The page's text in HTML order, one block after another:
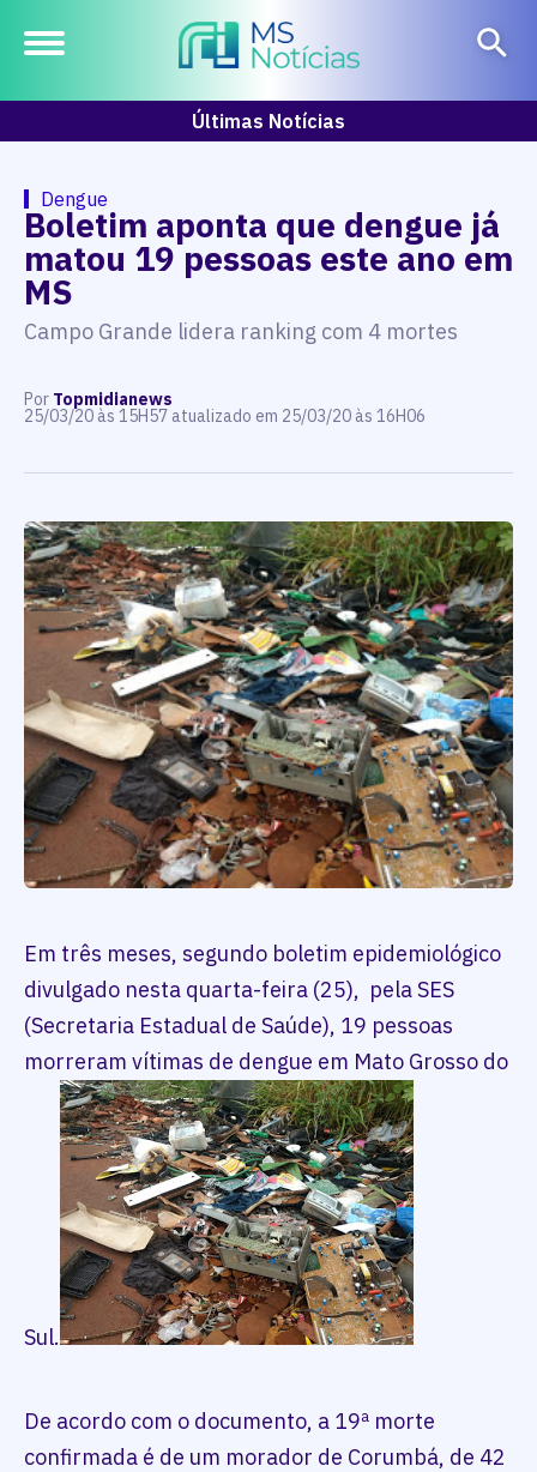
Últimas Notícias
Dengue
Boletim aponta que dengue já
matou 19 pessoas este ano em
MS
Campo Grande lidera ranking com 4 mortes
Por Topmidianews
25/03/20 às 15H57 atualizado em 25/03/20 às 16H06
Em três meses, segundo boletim epidemiológico
divulgado nesta quarta-feira (25), pela SES
(Secretaria Estadual de Saúde), 19 pessoas
morreram vítimas de dengue em Mato Grosso do
Sul.
De acordo com o documento, a 19ª morte
confirmada é de um morador de Corumbá, de 42